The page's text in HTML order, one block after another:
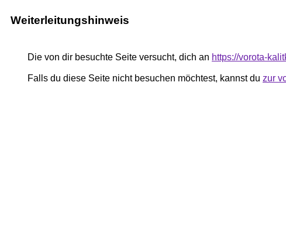
Weiterleitungshinweis
Die von dir besuchte Seite versucht, dich an https://vorota-
Falls du diese Seite nicht besuchen möchtest, kannst du zur